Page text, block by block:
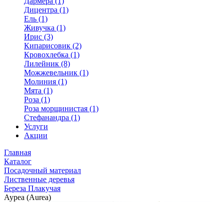
Дицентра (1)
Ель (1)
Живучка (1)
Ирис (3)
Кипарисовик (2)
Кровохлебка (1)
Лилейник (8)
Можжевельник (1)
Молиния (1)
Мята (1)
Роза (1)
Роза морщинистая (1)
Стефанандра (1)
Услуги
Акции
Главная
Каталог
Посадочный материал
Лиственные деревья
Береза Плакучая
Ауреа (Aurea)